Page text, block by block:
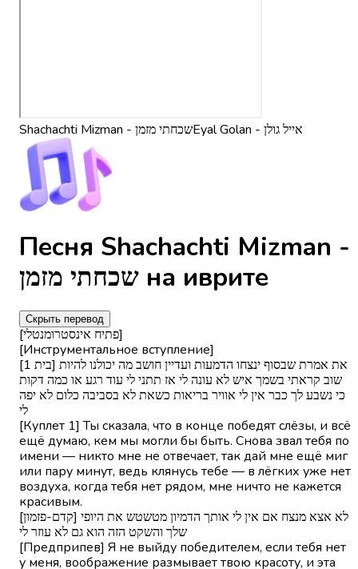
Shachachti Mizman - שכחתי מזמן Eyal Golan - אייל גולן
Песня Shachachti Mizman -
שכחתי מזמן на иврите
Скрыть перевод
[פתיח אינסטרומנטלי]
[Инструментальное вступление]
[בית 1] את אמרת שבסוף ינצחו הדמעות ועדיין חושב מה יכולנו להיות
שוב קראתי בשמך איש לא עונה לי אז תתני לי עוד רגע או כמה דקות
כי נשבע לך כבר אין לי אוויר בריאות כשאת לא בסביבה כלום לא יפה
לי
[Куплет 1] Ты сказала, что в конце победят слёзы, и всё
ещё думаю, кем мы могли бы быть. Снова звал тебя по
имени — никто мне не отвечает, так дай мне ещё миг
или пару минут, ведь клянусь тебе — в лёгких уже нет
воздуха, когда тебя нет рядом, мне ничто не кажется
красивым.
[קדם-פזמון] לא אצא מנצח אם אין לי אותך הדמיון מטשטש את היופי
שלך והשקט הזה הוא גם לא עוזר לי
[Предприпев] Я не выйду победителем, если тебя нет
у меня, воображение размывает твою красоту, и эта